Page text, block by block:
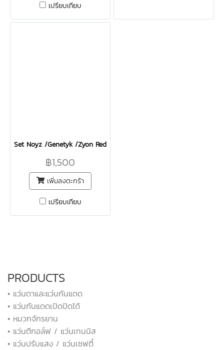
เปรียบเทียบ
Set Noyz /Genetyk /Zyon Red
฿1,500
เพิ่มลงตะกร้า
เปรียบเทียบ
PRODUCTS
• แว่นตาและแว่นกันแดด
• แว่นกันแดดเปิดปิดได้
• หมวกจักรยาน
• แว่นตีกอล์ฟ / แว่นเทนนิส
• แว่นปรับแสง / แว่นเซฟตี้